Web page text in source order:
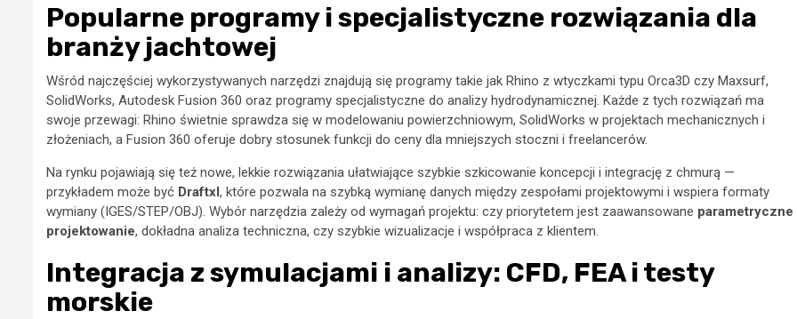
Popularne programy i specjalistyczne rozwiązania dla
branży jachtowej
Wśród najczęściej wykorzystywanych narzędzi znajdują się programy takie jak Rhino z wtyczkami typu Orca3D czy Maxsurf,
SolidWorks, Autodesk Fusion 360 oraz programy specjalistyczne do analizy hydrodynamicznej. Każde z tych rozwiązań ma
swoje przewagi: Rhino świetnie sprawdza się w modelowaniu powierzchniowym, SolidWorks w projektach mechanicznych i
złożeniach, a Fusion 360 oferuje dobry stosunek funkcji do ceny dla mniejszych stoczni i freelancerów.
Na rynku pojawiają się też nowe, lekkie rozwiązania ułatwiające szybkie szkicowanie koncepcji i integrację z chmurą —
przykładem może być Draftxl, które pozwala na szybką wymianę danych między zespołami projektowymi i wspiera formaty
wymiany (IGES/STEP/OBJ). Wybór narzędzia zależy od wymagań projektu: czy priorytetem jest zaawansowane parametryczne
projektowanie, dokładna analiza techniczna, czy szybkie wizualizacje i współpraca z klientem.
Integracja z symulacjami i analizy: CFD, FEA i testy
morskie